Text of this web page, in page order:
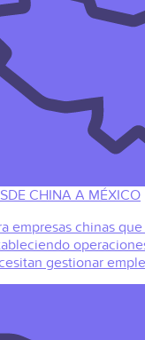
CHINA A MÉXICO
empresas chinas
gestionar